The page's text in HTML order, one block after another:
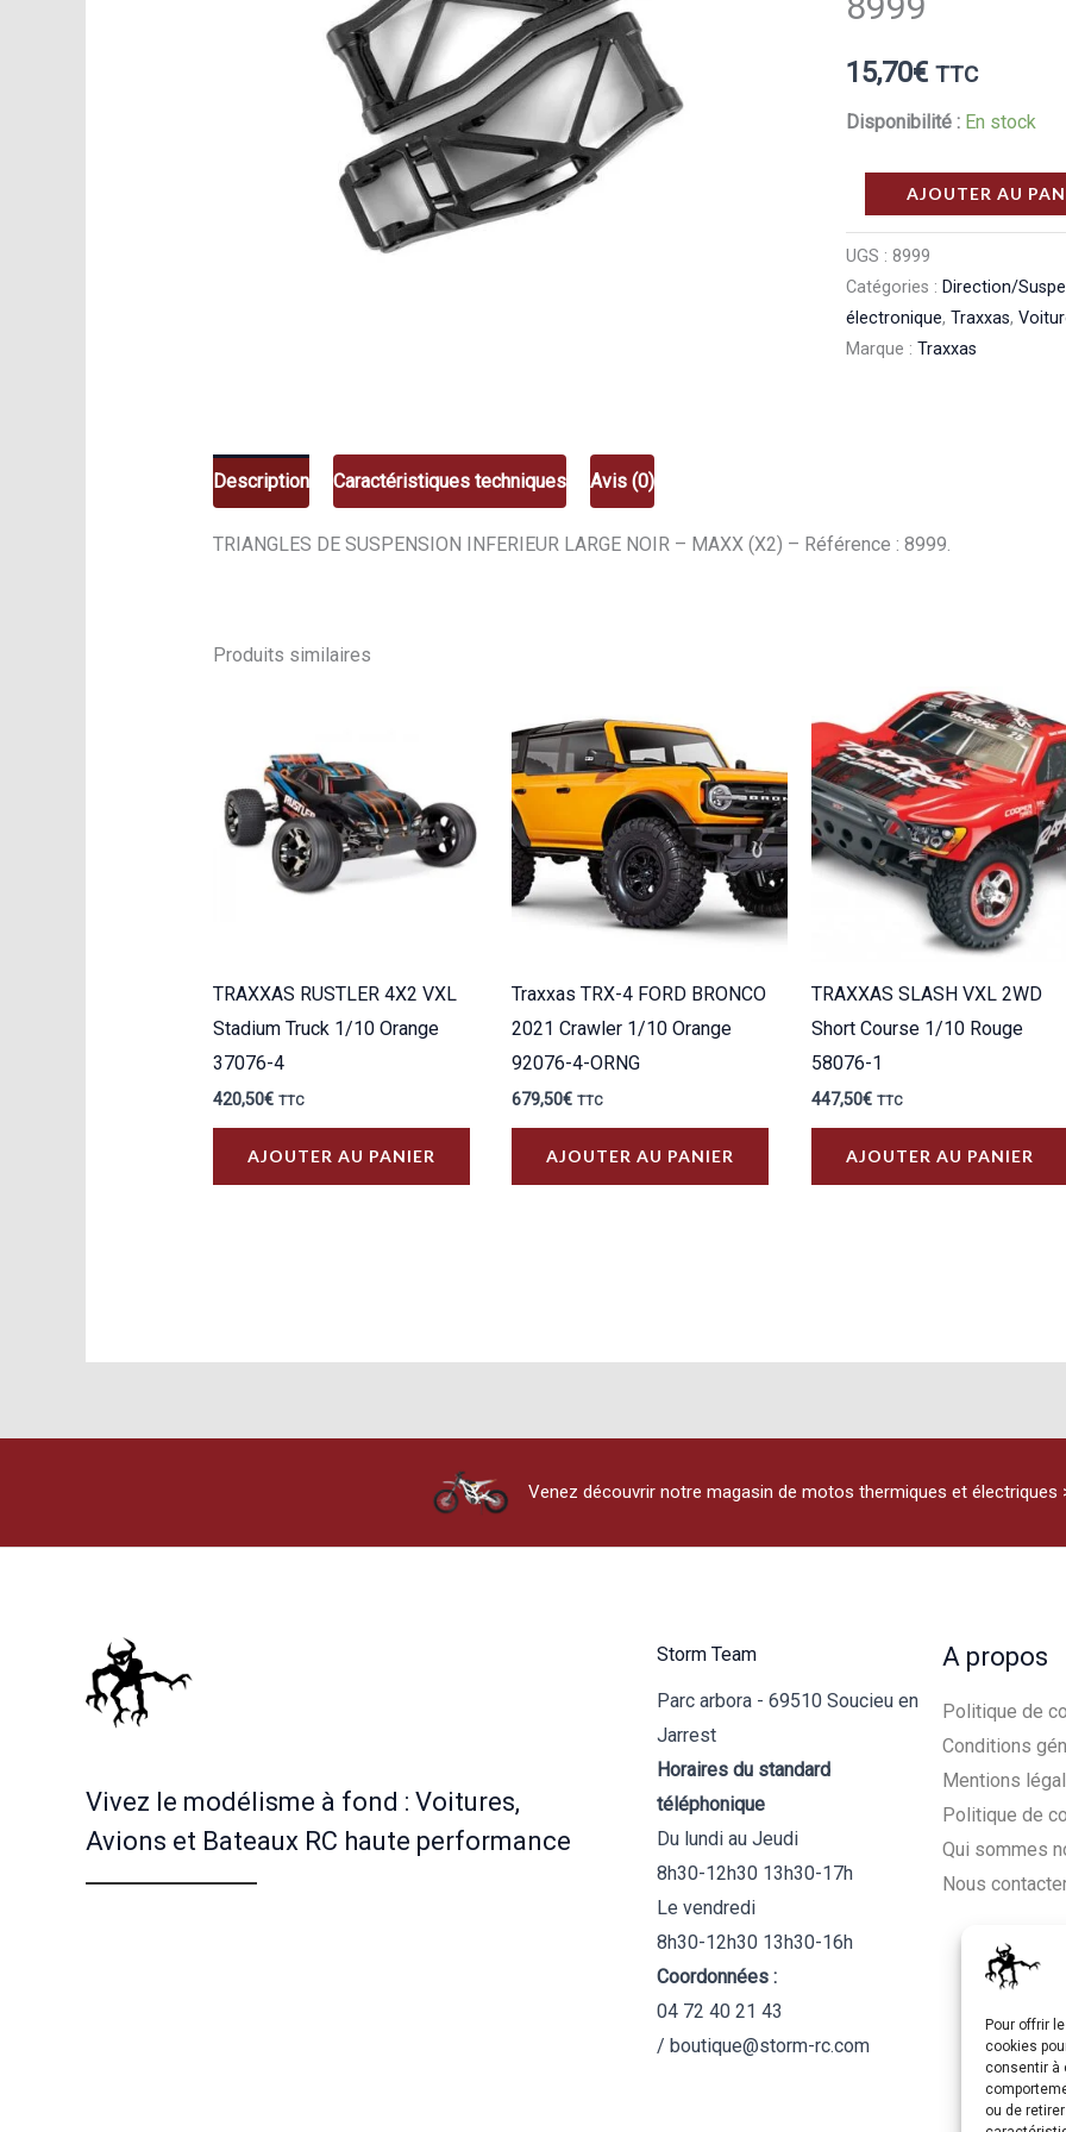
Pour offrir
cookies
consentir à
ou de
15,70€ TTC
Disponibilité : En stock
quantité
de
Traxxas
Triangles
De
Suspension
AJOUTER AU
UGS :8999
Catégories : Direction/
électronique,Traxxas,
Marque :Traxxas
Description Caractéristiques techniques Avis (0)
TRIANGLES DE SUSPENSION INFERIEUR LARGE NOIR – MAXX (X2) – Référence : 8999.
Produits similaires
TRAXXAS RUSTLER 4X2 VXL
Stadium Truck 1/10 Orange
37076-4
420,50€ TTC
AJOUTER AU PANIER
Traxxas TRX-4 FORD BRONCO
2021 Crawler 1/10 Orange
92076-4-ORNG
679,50€ TTC
AJOUTER AU PANIER
TRAXXAS SLASH VXL 2WD
Short Course 1/10 Rouge
58076-1
447,50€ TTC
AJOUTER AU PANIER
Venez découvrir notre magasin de motos thermiques et électriques
Vivez le modélisme à fond : Voitures,
Avions et Bateaux RC haute performance
Storm Team
Parc arbora - 69510 Soucieu en
Jarrest
Horaires du standard
téléphonique
Du lundi au Jeudi
8h30-12h30 13h30-17h
Le vendredi
8h30-12h30 13h30-16h
Coordonnées :
04 72 40 21 43
/ boutique@storm-rc.com
A propos
Politique de
Conditions
Mentions
Politique de
Qui sommes
Nous